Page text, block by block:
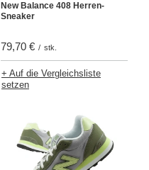
New Balance 408 Herren-
Sneaker
79,70 € / stk.
+ Auf die Vergleichsliste
setzen